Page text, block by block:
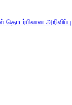
அறிவிப்பு